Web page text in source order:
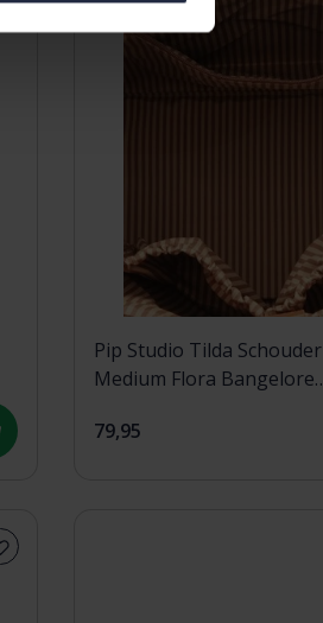
Pip Studio Tilda Schouder Tas
Medium Flora Bangelore
79,95